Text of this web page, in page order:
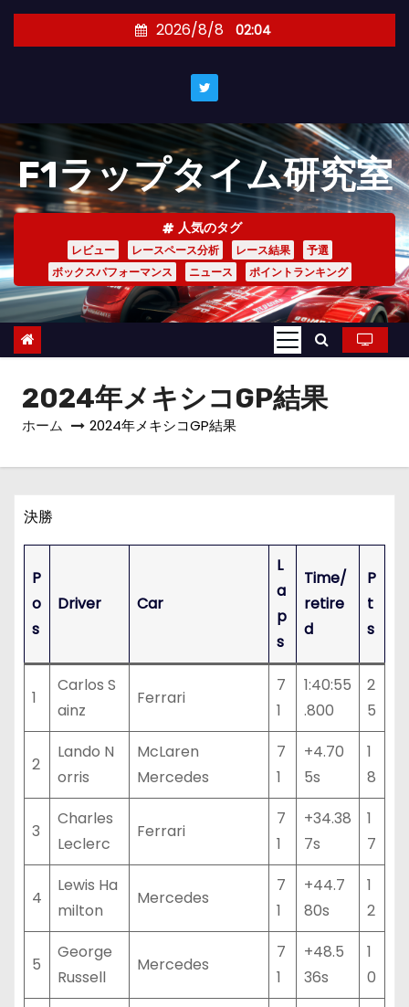
キ
ッ
プ
2026/8/8 02:04
F1ラップタイム研究室
人気のタグ
レビュー レースペース分析 レース結果
予選
ボックスパフォーマンス
ニュース ポイントランキング
2024年メキシコGP結果
ホーム 2024年メキシコGP結果
決勝
P
o
s
Driver Car
L
a
p
s
Time/
retire
d
P
t
s
1
Carlos S
ainz
Ferrari
7
1
1:40:55
.800
2
5
2
Lando N
orris
McLaren
Mercedes
7
1
+4.70
5s
1
8
3
Charles
Leclerc
Ferrari
7
1
+34.38
7s
1
7
4
Lewis Ha
milton
Mercedes
7
1
+44.7
80s
1
2
5
George
Russell
Mercedes
7
1
+48.5
36s
1
0